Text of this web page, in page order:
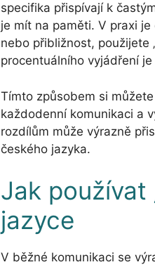
specifika přispívají k
je mít na paměti. V praxi
nebo přibližnost, použijete
procentuálního vyjádření je
Tímto způsobem si
každodenní komunikaci a
rozdílům může výrazně
českého jazyka.
Jak používat
jazyce
V běžné komunikaci se